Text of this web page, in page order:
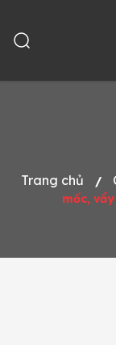
Trang chủ /
mốc,